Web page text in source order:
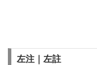
左注｜左註